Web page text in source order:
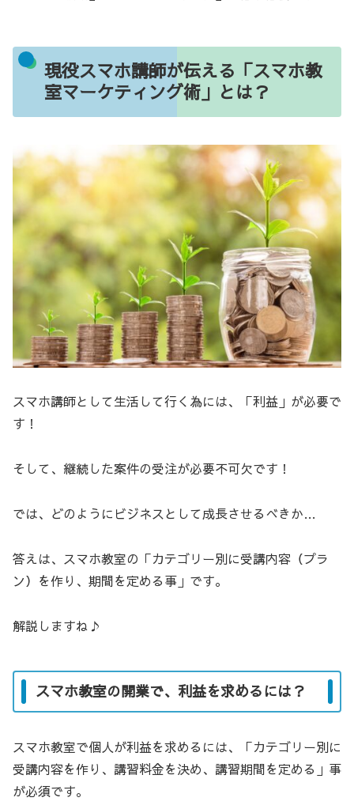
現役スマホ講師が伝える「スマホ教
室マーケティング術」とは？
スマホ講師として生活して行く為には、「利益」が必要で
す！
そして、継続した案件の受注が必要不可欠です！
では、どのようにビジネスとして成長させるべきか…
答えは、スマホ教室の「カテゴリー別に受講内容（プラ
ン）を作り、期間を定める事」です。
解説しますね♪
スマホ教室の開業で、利益を求めるには？
スマホ教室で個人が利益を求めるには、「カテゴリー別に
受講内容を作り、講習料金を決め、講習期間を定める」事
が必須です。